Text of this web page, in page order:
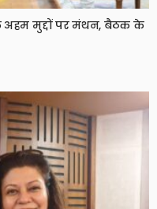
अहम मुद्दों पर मंथन, बैठक के